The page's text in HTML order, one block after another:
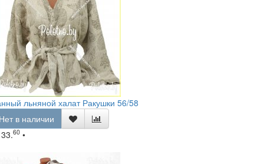
льняной халат Ракушки 56/58
в наличии
60 •